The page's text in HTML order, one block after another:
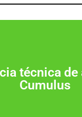
técnica de
Cumulus